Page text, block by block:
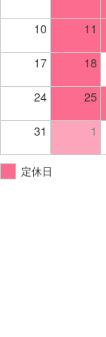
10 11
17 18
24 25
31 1
定休日